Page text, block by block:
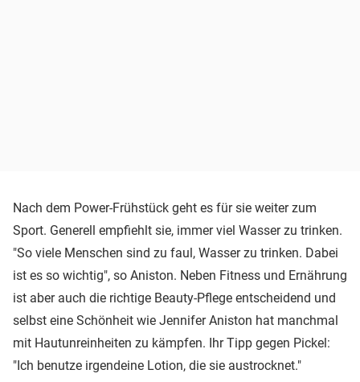
Nach dem Power-Frühstück geht es für sie weiter zum
Sport. Generell empfiehlt sie, immer viel Wasser zu trinken.
"So viele Menschen sind zu faul, Wasser zu trinken. Dabei
ist es so wichtig", so Aniston. Neben Fitness und Ernährung
ist aber auch die richtige Beauty-Pflege entscheidend und
selbst eine Schönheit wie Jennifer Aniston hat manchmal
mit Hautunreinheiten zu kämpfen. Ihr Tipp gegen Pickel:
"Ich benutze irgendeine Lotion, die sie austrocknet."